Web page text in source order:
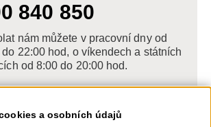
a osobních údajů
840 850
nám můžete v pracovní dny od
do 22:00 hod, o víkendech a státních
od 8:00 do 20:00 hod.
nám